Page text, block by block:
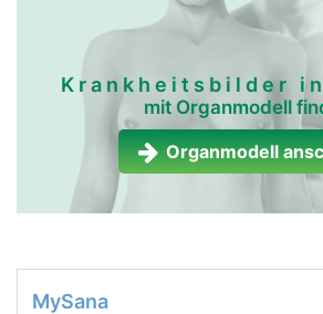
Krankheitsbilder
mit Organmodell
Organmodell
MySana